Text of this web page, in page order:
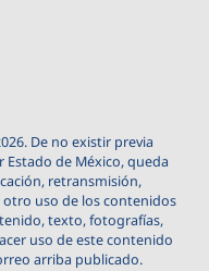
De no existir previa
de México, queda
retransmisión,
uso de los contenidos
texto, fotografías,
uso de este contenido
arriba publicado.